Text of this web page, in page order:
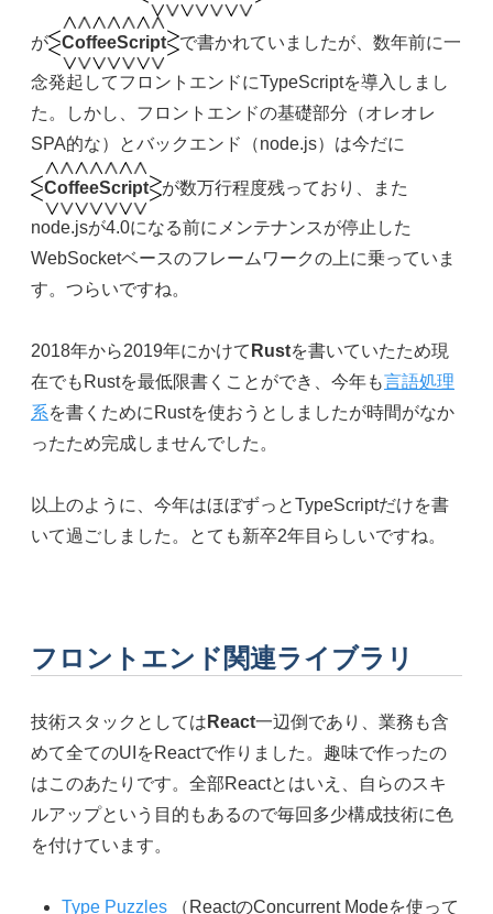
が CoffeeScript で書かれていましたが、数年前に一
念発起してフロントエンドにTypeScriptを導入しまし
た。しかし、フロントエンドの基礎部分（オレオレ
SPA的な）とバックエンド（node.js）は今だに
CoffeeScript が数万行程度残っており、また
node.jsが4.0になる前にメンテナンスが停止した
WebSocketベースのフレームワークの上に乗っていま
す。つらいですね。
2018年から2019年にかけて Rustを書いていたため現
在でもRustを最低限書くことができ、今年も言語処理
系を書くためにRustを使おうとしましたが時間がなか
ったため完成しませんでした。
以上のように、今年はほぼずっとTypeScriptだけを書
いて過ごしました。とても新卒2年目らしいですね。
フロントエンド関連ライブラリ
技術スタックとしては React一辺倒であり、業務も含
めて全てのUIをReactで作りました。趣味で作ったの
はこのあたりです。全部Reactとはいえ、自らのスキ
ルアップという目的もあるので毎回多少構成技術に色
を付けています。
Type Puzzles （ReactのConcurrent Modeを使って